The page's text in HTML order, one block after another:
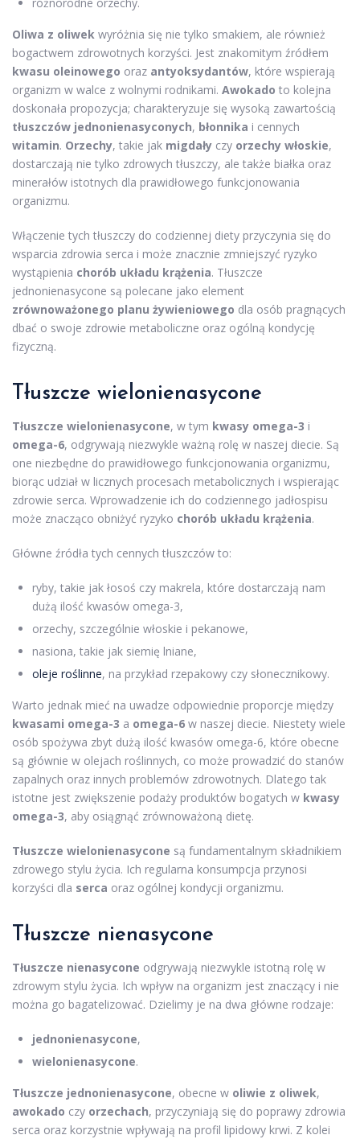
Oliwa z oliwek wyróżnia się nie tylko smakiem, ale również
bogactwem zdrowotnych korzyści. Jest znakomitym źródłem
kwasu oleinowego oraz antyoksydantów, które wspierają
organizm w walce z wolnymi rodnikami. Awokado to kolejna
doskonała propozycja; charakteryzuje się wysoką zawartością
tłuszczów jednonienasyconych, błonnika i cennych
witamin. Orzechy, takie jak migdały czy orzechy włoskie,
dostarczają nie tylko zdrowych tłuszczy, ale także białka oraz
minerałów istotnych dla prawidłowego funkcjonowania
organizmu.
Włączenie tych tłuszczy do codziennej diety przyczynia się do
wsparcia zdrowia serca i może znacznie zmniejszyć ryzyko
wystąpienia chorób układu krążenia. Tłuszcze
jednonienasycone są polecane jako element
zrównoważonego planu żywieniowego dla osób pragnących
dbać o swoje zdrowie metaboliczne oraz ogólną kondycję
fizyczną.
Tłuszcze wielonienasycone
Tłuszcze wielonienasycone, w tym kwasy omega-3 i
omega-6, odgrywają niezwykle ważną rolę w naszej diecie. Są
one niezbędne do prawidłowego funkcjonowania organizmu,
biorąc udział w licznych procesach metabolicznych i wspierając
zdrowie serca. Wprowadzenie ich do codziennego jadłospisu
może znacząco obniżyć ryzyko chorób układu krążenia.
Główne źródła tych cennych tłuszczów to:
ryby, takie jak łosoś czy makrela, które dostarczają nam
dużą ilość kwasów omega-3,
orzechy, szczególnie włoskie i pekanowe,
nasiona, takie jak siemię lniane,
oleje roślinne, na przykład rzepakowy czy słonecznikowy.
Warto jednak mieć na uwadze odpowiednie proporcje między
kwasami omega-3 a omega-6 w naszej diecie. Niestety wiele
osób spożywa zbyt dużą ilość kwasów omega-6, które obecne
są głównie w olejach roślinnych, co może prowadzić do stanów
zapalnych oraz innych problemów zdrowotnych. Dlatego tak
istotne jest zwiększenie podaży produktów bogatych w kwasy
omega-3, aby osiągnąć zrównoważoną dietę.
Tłuszcze wielonienasycone są fundamentalnym składnikiem
zdrowego stylu życia. Ich regularna konsumpcja przynosi
korzyści dla serca oraz ogólnej kondycji organizmu.
Tłuszcze nienasycone
Tłuszcze nienasycone odgrywają niezwykle istotną rolę w
zdrowym stylu życia. Ich wpływ na organizm jest znaczący i nie
można go bagatelizować. Dzielimy je na dwa główne rodzaje:
jednonienasycone,
wielonienasycone.
Tłuszcze jednonienasycone, obecne w oliwie z oliwek,
awokado czy orzechach, przyczyniają się do poprawy zdrowia
serca oraz korzystnie wpływają na profil lipidowy krwi. Z kolei